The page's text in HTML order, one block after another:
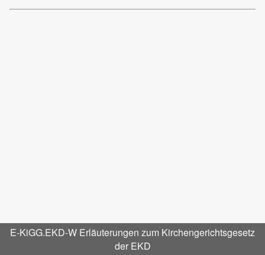
E-KiGG.EKD-W Erläuterungen zum Kirchengerichtsgesetz
der EKD